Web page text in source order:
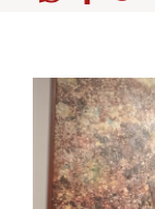
Pregrado
Postgrado
Formación